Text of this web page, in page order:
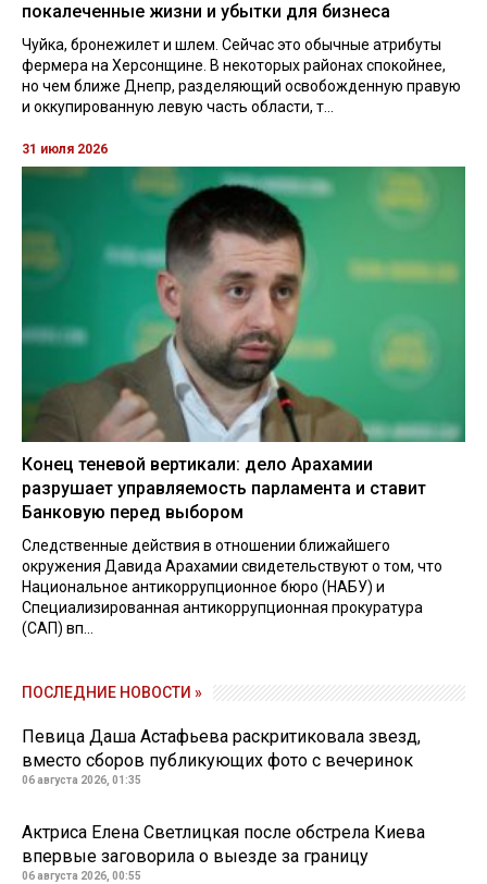
покалеченные жизни и убытки для бизнеса
Чуйка, бронежилет и шлем. Сейчас это обычные атрибуты
фермера на Херсонщине. В некоторых районах спокойнее,
но чем ближе Днепр, разделяющий освобожденную правую
и оккупированную левую часть области, т...
31 июля 2026
Конец теневой вертикали: дело Арахамии
разрушает управляемость парламента и ставит
Банковую перед выбором
Следственные действия в отношении ближайшего
окружения Давида Арахамии свидетельствуют о том, что
Национальное антикоррупционное бюро (НАБУ) и
Специализированная антикоррупционная прокуратура
(САП) вп...
ПОСЛЕДНИЕ НОВОСТИ »
Певица Даша Астафьева раскритиковала звезд,
вместо сборов публикующих фото с вечеринок
06 августа 2026, 01:35
Актриса Елена Светлицкая после обстрела Киева
впервые заговорила о выезде за границу
06 августа 2026, 00:55